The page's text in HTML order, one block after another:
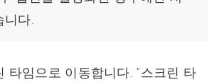
다.
타임으로 이동합니다. "스크린 타